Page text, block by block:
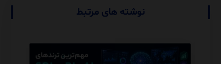
نوشته های مرتبط